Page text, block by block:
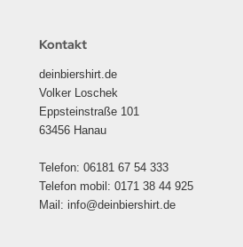
Kontakt
deinbiershirt.de
Volker Loschek
Eppsteinstraße 101
63456 Hanau
Telefon: 06181 67 54 333
Telefon mobil: 0171 38 44 925
Mail: info@deinbiershirt.de